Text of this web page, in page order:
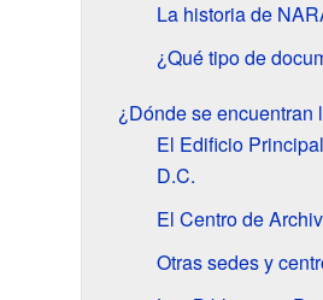
La historia de
¿Qué tipo de
¿Dónde se
El Edificio
D.C.
El Centro de
Otras sedes y